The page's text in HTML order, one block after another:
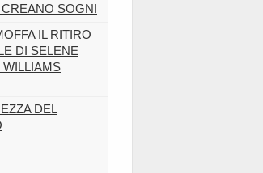
SOGNI
IL RITIRO
DI SELENE
DEL